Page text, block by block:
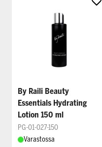
By Raili Beauty
Essentials Hydrating
Lotion 150 ml
PG-01-027-150
Varastossa